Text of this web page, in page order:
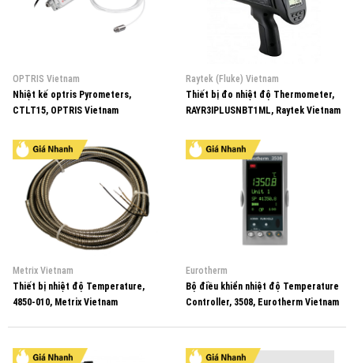
OPTRIS Vietnam
Nhiệt kế optris Pyrometers,
CTLT15, OPTRIS Vietnam
Raytek (Fluke) Vietnam
Thiết bị đo nhiệt độ Thermometer,
RAYR3IPLUSNBT1ML, Raytek Vietnam
Metrix Vietnam
Thiết bị nhiệt độ Temperature,
4850-010, Metrix Vietnam
Eurotherm
Bộ điều khiển nhiệt độ Temperature
Controller, 3508, Eurotherm Vietnam